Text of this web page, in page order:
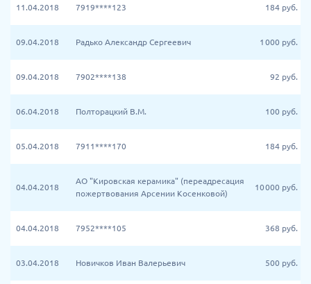
11.04.2018 7919****123 184 руб.
09.04.2018 Радько Александр Сергеевич 1 000 руб.
09.04.2018 7902****138 92 руб.
06.04.2018 Полторацкий В.М. 100 руб.
05.04.2018 7911****170 184 руб.
04.04.2018
АО "Кировская керамика" (переадресация
пожертвования Арсении Косенковой)
10 000 руб.
04.04.2018 7952****105 368 руб.
03.04.2018 Новичков Иван Валерьевич 500 руб.